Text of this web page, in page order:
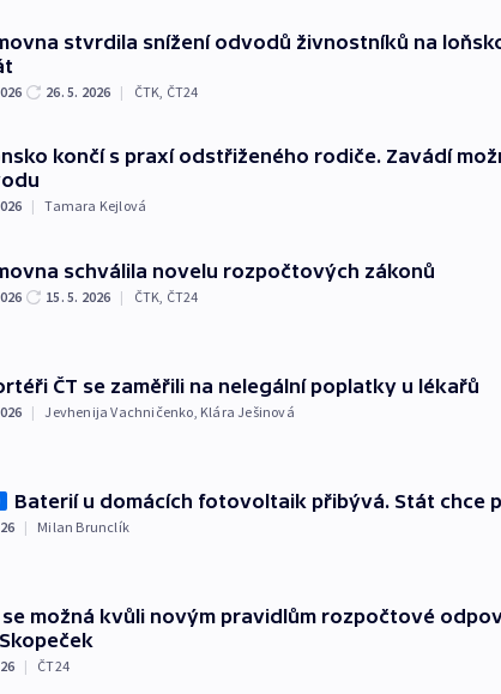
stvrdila snížení odvodů živnostníků na
26. 5. 2026 | ČTK ČT24
končí s praxí odstřiženého rodiče. Zavádí
| Tamara Kejlová
schválila novelu rozpočtových zákonů
15. 5. 2026 | ČTK, ČT24
ČT se zaměřili na nelegální poplatky u lékařů
| Jevhenija Vachničenko, Klára Ješinová
Baterií u domácích fotovoltaik přibývá. Stát chce
| Milan Brunclík
se možná kvůli novým pravidlům rozpočtové
| ČT24